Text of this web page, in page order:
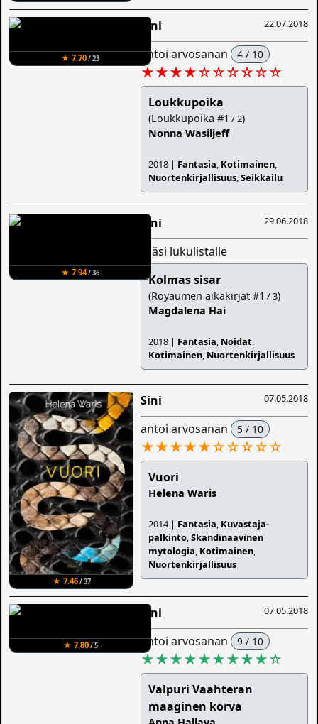
★ 7.70/ 23
22.07.2018
Sini
antoi arvosanan 4 / 10
★★★★☆☆☆☆☆☆
Loukkupoika
(Loukkupoika #1 / 2)
Nonna Wasiljeff
2018 | Fantasia, Kotimainen,
Nuortenkirjallisuus,Seikkailu
★ 7.94/ 36
29.06.2018
Sini
lisäsi lukulistalle
Kolmas sisar
(Royaumen aikakirjat #1 / 3)
Magdalena Hai
2018 | Fantasia, Noidat,
Kotimainen, Nuortenkirjallisuus
★ 7.46/ 37
07.05.2018
Sini
antoi arvosanan 5 / 10
★★★★★☆☆☆☆☆
Vuori
Helena Waris
2014 | Fantasia, Kuvastaja-
palkinto,Skandinaavinen
mytologia, Kotimainen,
Nuortenkirjallisuus
★ 7.80/ 5
07.05.2018
Sini
antoi arvosanan 9 / 10
★★★★★★★★★☆
Valpuri Vaahteran
maaginen korva